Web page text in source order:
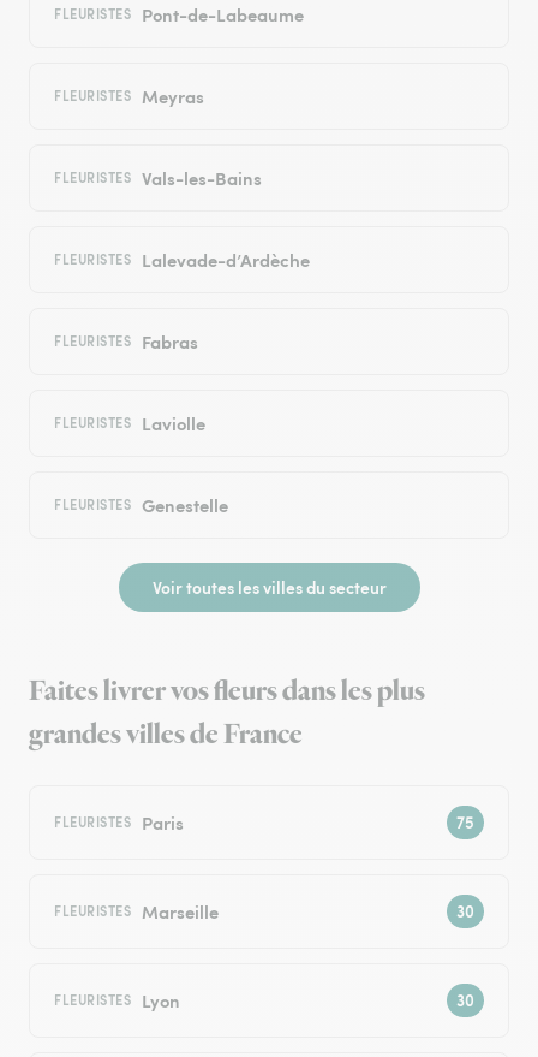
FLEURISTES Pont-de-Labeaume
FLEURISTES Meyras
FLEURISTES Vals-les-Bains
FLEURISTES Lalevade-d’Ardèche
FLEURISTES Fabras
FLEURISTES Laviolle
FLEURISTES Genestelle
Voir toutes les villes du secteur
Faites livrer vos fleurs dans les plus
grandes villes de France
FLEURISTES Paris
FLEURISTES Marseille
FLEURISTES Lyon